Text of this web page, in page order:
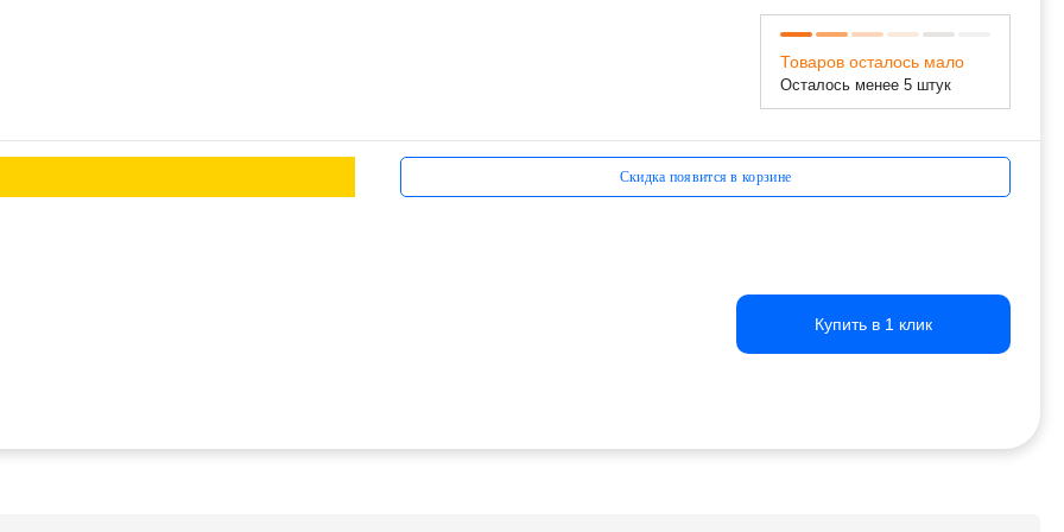
Товаров осталось мало
Осталось менее 5 штук
Скидка появится в корзине
Купить в 1 клик
Купить в 1 клик
Купить в 1 клик